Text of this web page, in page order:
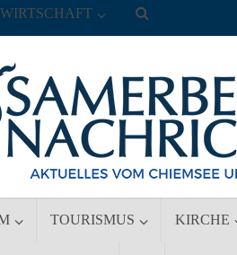
TOURISMUS KIRCHE
WIRTSCHAFT